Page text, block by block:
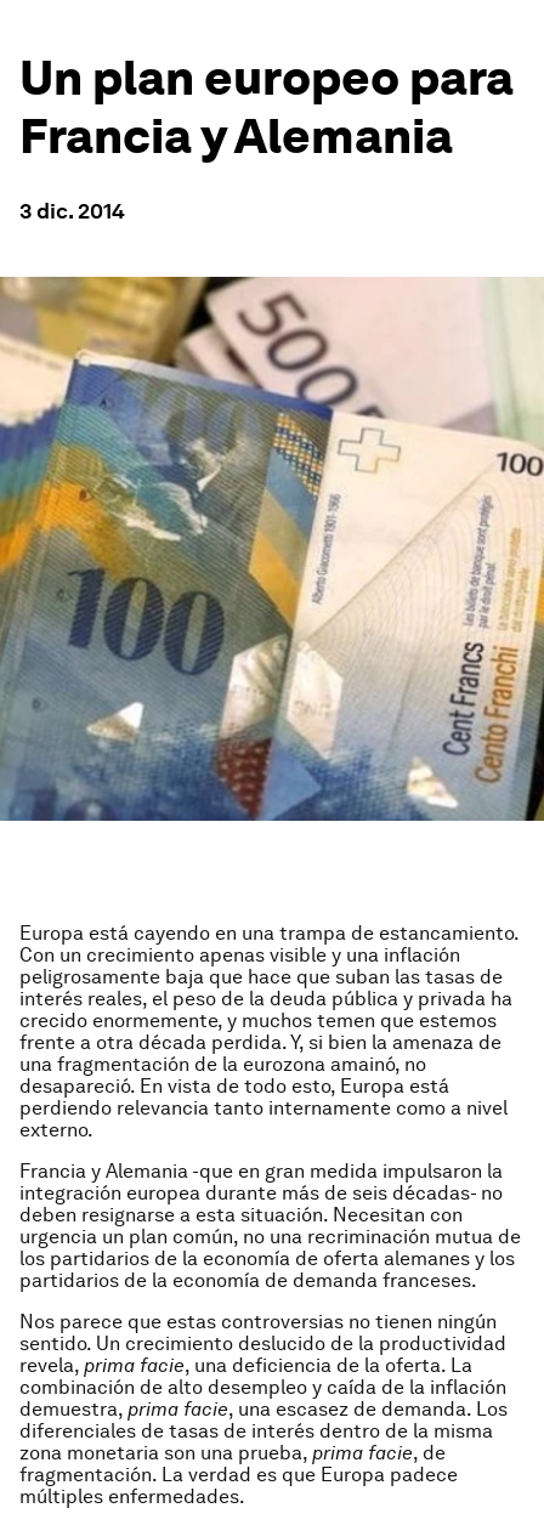
Un plan europeo para
Francia y Alemania
3 dic. 2014
Europa está cayendo en una trampa de estancamiento.
Con un crecimiento apenas visible y una inflación
peligrosamente baja que hace que suban las tasas de
interés reales, el peso de la deuda pública y privada ha
crecido enormemente, y muchos temen que estemos
frente a otra década perdida. Y, si bien la amenaza de
una fragmentación de la eurozona amainó, no
desapareció. En vista de todo esto, Europa está
perdiendo relevancia tanto internamente como a nivel
externo.
Francia y Alemania -que en gran medida impulsaron la
integración europea durante más de seis décadas- no
deben resignarse a esta situación. Necesitan con
urgencia un plan común, no una recriminación mutua de
los partidarios de la economía de oferta alemanes y los
partidarios de la economía de demanda franceses.
Nos parece que estas controversias no tienen ningún
sentido. Un crecimiento deslucido de la productividad
revela, prima facie, una deficiencia de la oferta. La
combinación de alto desempleo y caída de la inflación
demuestra, prima facie, una escasez de demanda. Los
diferenciales de tasas de interés dentro de la misma
zona monetaria son una prueba, prima facie, de
fragmentación. La verdad es que Europa padece
múltiples enfermedades.